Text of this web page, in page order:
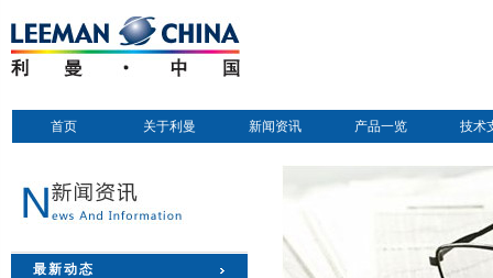
首页 关于利曼 新闻资讯 产品一览 技术
最新动态